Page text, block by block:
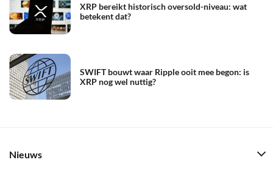
XRP bereikt historisch oversold-niveau: wat
betekent dat?
SWIFT bouwt waar Ripple ooit mee begon: is
XRP nog wel nuttig?
Nieuws